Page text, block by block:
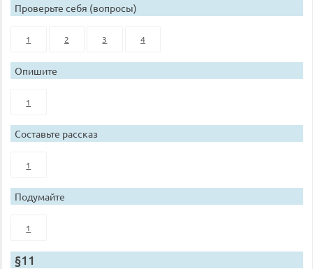
Проверьте себя (вопросы)
1 2 3 4
Опишите
1
Составьте рассказ
1
Подумайте
1
§11